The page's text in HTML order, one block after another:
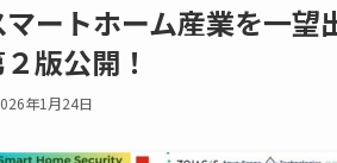
ートホーム産業を一
版公開！
年1月24日